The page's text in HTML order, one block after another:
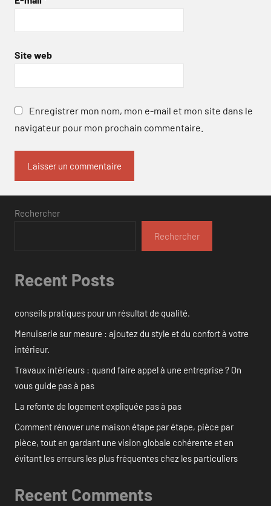
Site web
Enregistrer mon nom, mon e-mail et mon site dans le
navigateur pour mon prochain commentaire.
Rechercher
Rechercher
Recent Posts
conseils pratiques pour un résultat de qualité.
Menuiserie sur mesure : ajoutez du style et du confort à votre
intérieur.
Travaux intérieurs : quand faire appel à une entreprise ? On
vous guide pas à pas
La refonte de logement expliquée pas à pas
Comment rénover une maison étape par étape, pièce par
pièce, tout en gardant une vision globale cohérente et en
évitant les erreurs les plus fréquentes chez les particuliers
Recent Comments